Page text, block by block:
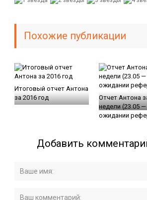
Похожие публикации
Итоговый отчет Антона
за 2016 год
Отчет Антона
недели (23.05
ожидании
Добавить